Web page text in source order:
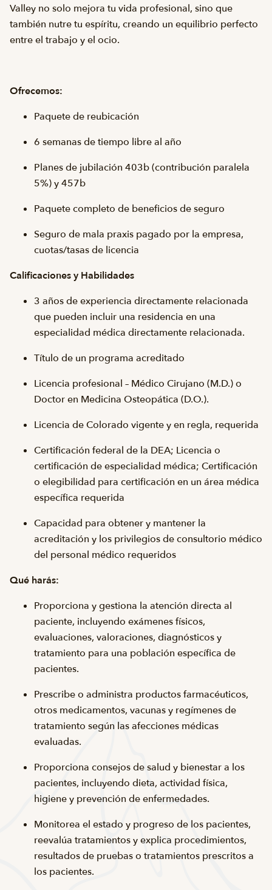
Valley no solo mejora tu vida profesional, sino que
también nutre tu espíritu, creando un equilibrio perfecto
entre el trabajo y el ocio.
Ofrecemos:
Paquete de reubicación
6 semanas de tiempo libre al año
Planes de jubilación 403b (contribución paralela
5%) y 457b
Paquete completo de beneficios de seguro
Seguro de mala praxis pagado por la empresa,
cuotas/tasas de licencia
Calificaciones y Habilidades
3 años de experiencia directamente relacionada
que pueden incluir una residencia en una
especialidad médica directamente relacionada.
Título de un programa acreditado
Licencia profesional – Médico Cirujano (M.D.) o
Doctor en Medicina Osteopática (D.O.).
Licencia de Colorado vigente y en regla, requerida
Certificación federal de la DEA; Licencia o
certificación de especialidad médica; Certificación
o elegibilidad para certificación en un área médica
específica requerida
Capacidad para obtener y mantener la
acreditación y los privilegios de consultorio médico
del personal médico requeridos
Qué harás:
Proporciona y gestiona la atención directa al
paciente, incluyendo exámenes físicos,
evaluaciones, valoraciones, diagnósticos y
tratamiento para una población específica de
pacientes.
Prescribe o administra productos farmacéuticos,
otros medicamentos, vacunas y regímenes de
tratamiento según las afecciones médicas
evaluadas.
Proporciona consejos de salud y bienestar a los
pacientes, incluyendo dieta, actividad física,
higiene y prevención de enfermedades.
Monitorea el estado y progreso de los pacientes,
reevalúa tratamientos y explica procedimientos,
resultados de pruebas o tratamientos prescritos a
los pacientes.